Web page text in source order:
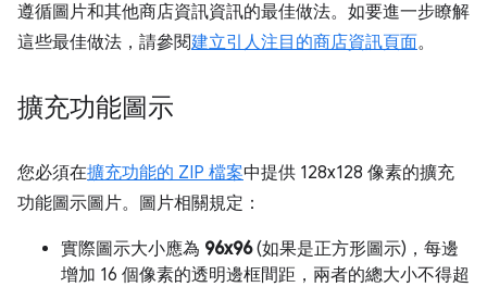
遵循圖片和其他商店資訊資訊的最佳做法。如要進一步瞭解
這些最佳做法，請參閱建立引人注目的商店資訊頁面。
擴充功能圖示
您必須在擴充功能的 ZIP 檔案中提供 128x128 像素的擴充
功能圖示圖片。圖片相關規定：
實際圖示大小應為 96x96(如果是正方形圖示)，每邊
增加 16 個像素的透明邊框間距，兩者的總大小不得超